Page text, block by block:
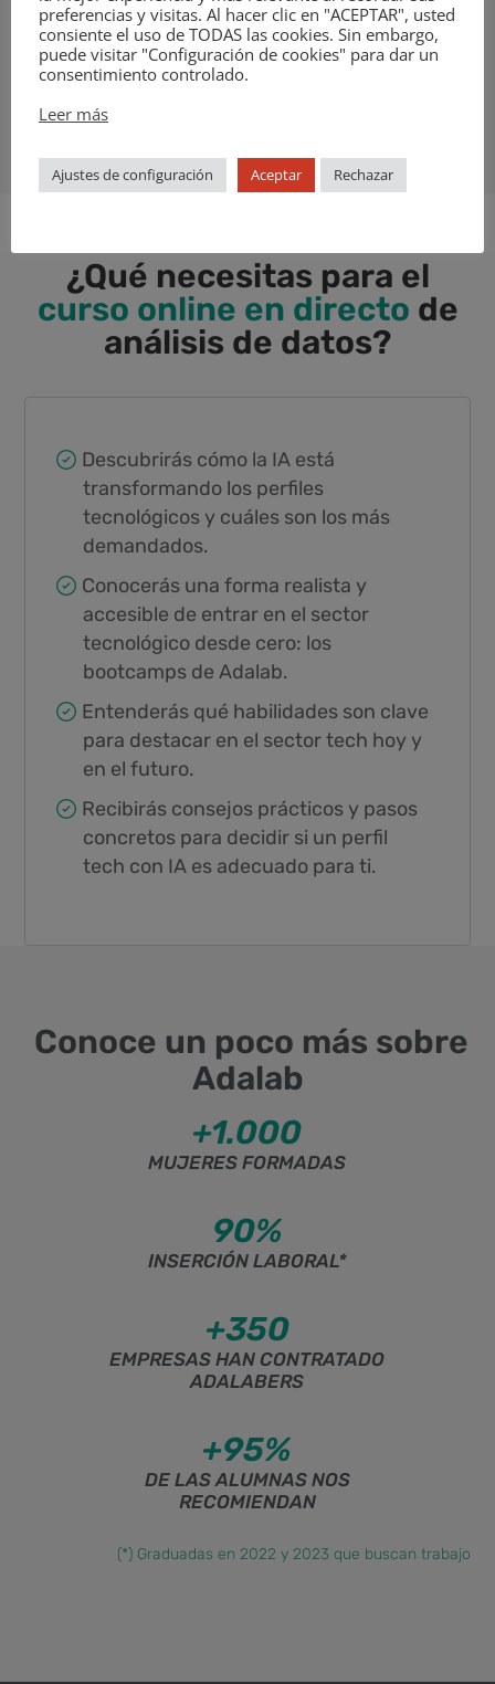
nuestro propósito de empoderar a mujeres
en tecnología, los valores que guían
nuestra formación y cómo combinamos
para abrir oportunidades en el sector tech.
¿Qué necesitas para el
curso online en directo de
análisis de datos?
Descubrirás cómo la IA está
transformando los perfiles
tecnológicos y cuáles son los más
demandados.
Conocerás una forma realista y
accesible de entrar en el sector
tecnológico desde cero: los
bootcamps de Adalab.
Entenderás qué habilidades son clave
para destacar en el sector tech hoy y
en el futuro.
Recibirás consejos prácticos y pasos
concretos para decidir si un perfil
tech con IA es adecuado para ti.
Conoce un poco más sobre
Adalab
+1.000
MUJERES FORMADAS
90%
INSERCIÓN LABORAL*
+350
EMPRESAS HAN CONTRATADO
ADALABERS
+95%
DE LAS ALUMNAS NOS
RECOMIENDAN
(*) Graduadas en 2022 y 2023 que buscan trabajo
preferencias y visitas. Al hacer clic en "ACEPTAR", usted
consiente el uso de TODAS las cookies. Sin embargo,
puede visitar "Configuración de cookies" para dar un
consentimiento controlado.
Leer más
Ajustes de configuración Aceptar Rechazar